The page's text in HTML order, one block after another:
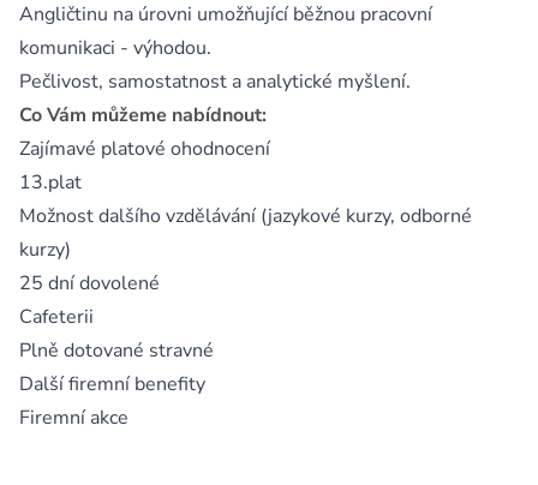
Angličtinu na úrovni umožňující běžnou pracovní
komunikaci - výhodou.
Pečlivost, samostatnost a analytické myšlení.
Co Vám můžeme nabídnout:
Zajímavé platové ohodnocení
13.plat
Možnost dalšího vzdělávání (jazykové kurzy, odborné
kurzy)
25 dní dovolené
Cafeterii
Plně dotované stravné
Další firemní benefity
Firemní akce